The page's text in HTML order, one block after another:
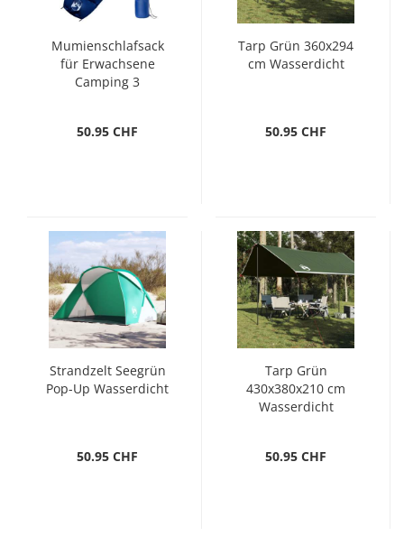
Mumienschlafsack
für Erwachsene
Camping 3
50.95 CHF
Tarp Grün 360x294
cm Wasserdicht
50.95 CHF
Strandzelt Seegrün
Pop-Up Wasserdicht
50.95 CHF
Tarp Grün
430x380x210 cm
Wasserdicht
50.95 CHF